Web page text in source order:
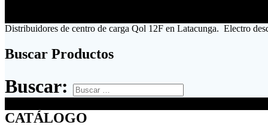
Distribuidores de centro de carga Qol 12F en Latacunga. Electro
Buscar Productos
Buscar:
CATÁLOGO